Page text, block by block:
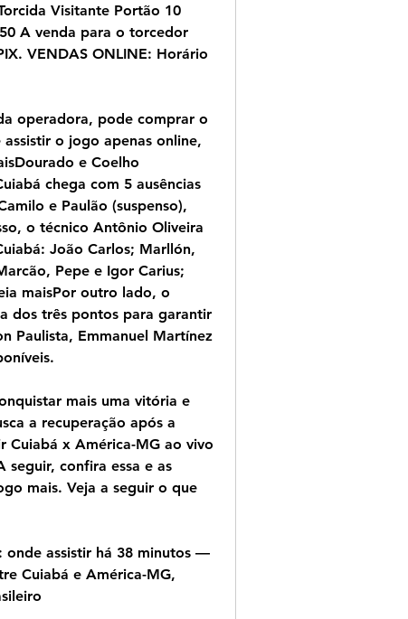
Visitante Portão 10
A venda para o torcedor
VENDAS ONLINE: Horário
operadora, pode comprar o
o jogo apenas online,
e Coelho
chega com 5 ausências
e Paulão (suspenso),
o técnico Antônio Oliveira
João Carlos; Marllón,
Pepe e Igor Carius;
maisPor outro lado, o
dos três pontos para garantir
Paulista, Emmanuel Martínez
mais uma vitória e
a recuperação após a
Cuiabá x América-MG ao vivo
seguir, confira essa e as
mais. Veja a seguir o que
onde assistir há 38 minutos —
Cuiabá e América-MG,